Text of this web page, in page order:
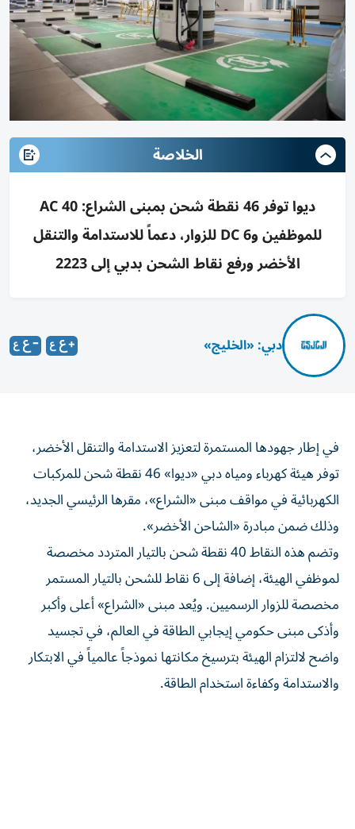
الخلاصة
ديوا توفر 46 نقطة شحن بمبنى الشراع: 40 AC
للموظفين و6 DC للزوار، دعماً للاستدامة والتنقل
الأخضر ورفع نقاط الشحن بدبي إلى 2223
دبي: «الخليج»
في إطار جهودها المستمرة لتعزيز الاستدامة والتنقل الأخضر،
توفر هيئة كهرباء ومياه دبي «ديوا» 46 نقطة شحن للمركبات
الكهربائية في مواقف مبنى «الشراع»، مقرها الرئيسي الجديد،
وذلك ضمن مبادرة «الشاحن الأخضر».
وتضم هذه النقاط 40 نقطة شحن بالتيار المتردد مخصصة
لموظفي الهيئة، إضافة إلى 6 نقاط للشحن بالتيار المستمر
مخصصة للزوار الرسميين. ويُعد مبنى «الشراع» أعلى وأكبر
وأذكى مبنى حكومي إيجابي الطاقة في العالم، في تجسيد
واضح لالتزام الهيئة بترسيخ مكانتها نموذجاً عالمياً في الابتكار
والاستدامة وكفاءة استخدام الطاقة.